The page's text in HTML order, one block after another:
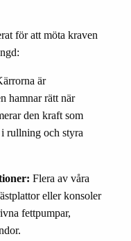
för att möta kraven
är
hamnar rätt när
den kraft som
rullning och styra
Flera av våra
eller konsoler
fettpumpar,